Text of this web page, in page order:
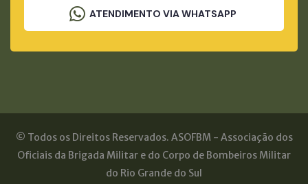
ATENDIMENTO VIA WHATSAPP
© Todos os Direitos Reservados. ASOFBM - Associação dos
Oficiais da Brigada Militar e do Corpo de Bombeiros Militar
do Rio Grande do Sul